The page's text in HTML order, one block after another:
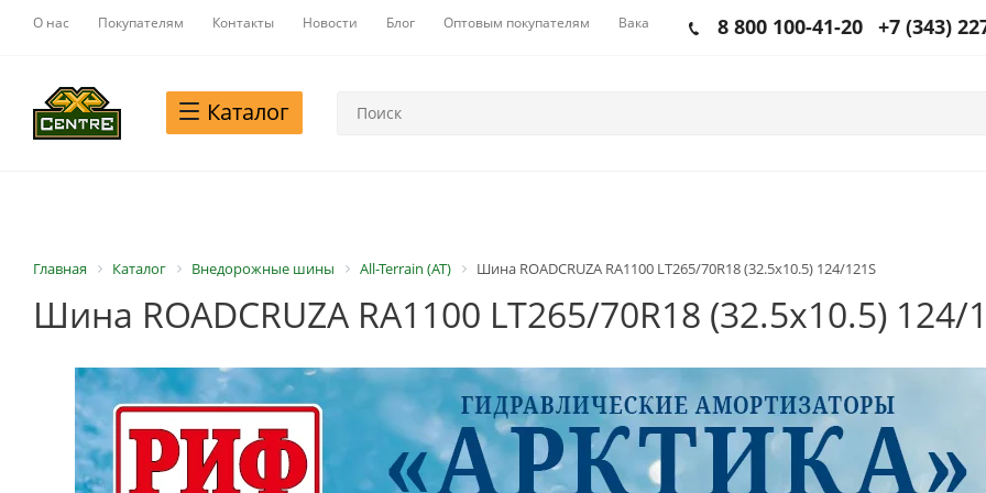
О нас Покупателям Контакты Новости Блог Оптовым покупателям Вакансии 8 800 100-41-20 +7 (343)
Каталог
Главная Каталог Внедорожные шины All-Terrain (AT) Шина ROADCRUZA RA1100 LT265/70R18 (32.5x10.5) 124/121S
Шина ROADCRUZA RA1100 LT265/70R18 (32.5x10.5) 124/